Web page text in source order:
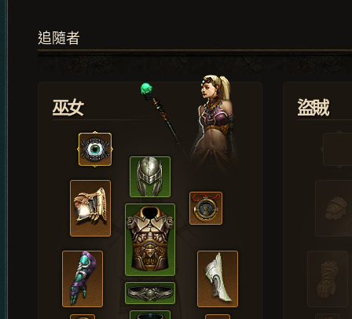
追隨者
巫女 盜賊